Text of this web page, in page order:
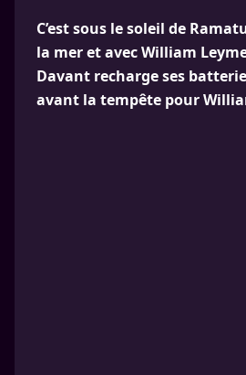
C’est sous le soleil de
la mer et avec William
Davant recharge ses
avant la tempête pour